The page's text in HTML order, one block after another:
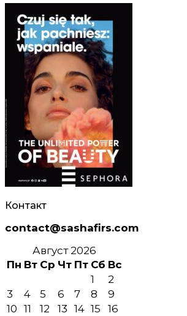
Контакт
contact@sashafirs.com
Август 2026
Пн Вт Ср Чт Пт Сб Вс
1
2
3
4 5 6 7 8
9
10 11 12 13 14 15
16